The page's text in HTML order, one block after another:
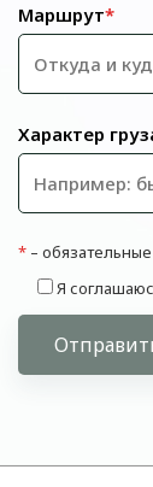
Маршрут*
Характер
* –
Я